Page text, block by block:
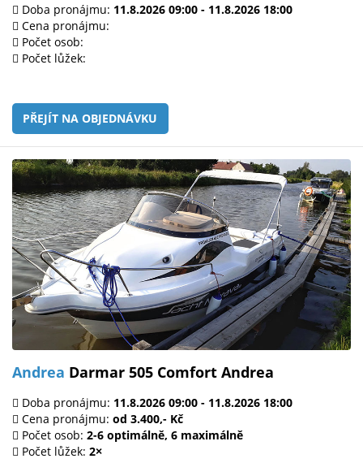
Doba pronájmu: 11.8.2026 09:00 - 11.8.2026 18:00
Cena pronájmu:
Počet osob:
Počet lůžek:
PŘEJÍT NA OBJEDNÁVKU
Andrea Darmar 505 Comfort Andrea
Doba pronájmu: 11.8.2026 09:00 - 11.8.2026 18:00
Cena pronájmu: od 3.400,- Kč
Počet osob: 2-6 optimálně, 6 maximálně
Počet lůžek: 2×
mailem.
objednat
poukaz